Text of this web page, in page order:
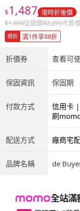
$1,487 限時折後價
$1,690促銷價$2,250市售價
現折 滿1件享88折
折價券 查看可
保固資訊 保固期
付款方式
信用卡
商付款
刷
配送方式 廠商宅
品牌名稱 de